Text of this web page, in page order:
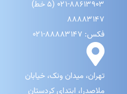
۰۲۱-۸۸۶۱۳۹۰۳ (۵ خط)
۸۸۸۸۳۱۴۷
فکس: ۸۸۸۸۳۱۴۷-۰۲۱
تهران، میدان ونک، خیابان
ملاصدرا، ابتدای کردستان